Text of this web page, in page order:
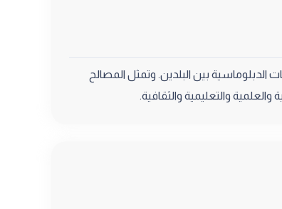
بين البلدين. وتمثل المصالح
والتعليمية والثقافية.